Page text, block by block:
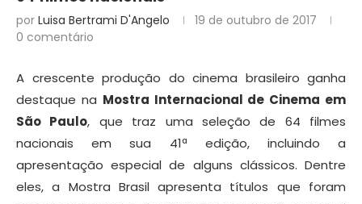
por Luisa Bertrami D'Angelo
19 de outubro de 2017
0 comentário
A crescente produção do cinema brasileiro ganha
destaque na Mostra Internacional de Cinema em
São Paulo, que traz uma seleção de 64 filmes
nacionais em sua 41ª edição, incluindo a
apresentação especial de alguns clássicos. Dentre
eles, a Mostra Brasil apresenta títulos que foram